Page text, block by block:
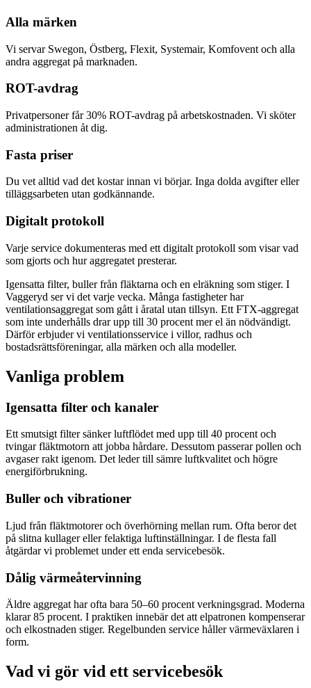
Alla märken
Vi servar Swegon, Östberg, Flexit, Systemair, Komfovent och alla
andra aggregat på marknaden.
ROT-avdrag
Privatpersoner får 30% ROT-avdrag på arbetskostnaden. Vi sköter
administrationen åt dig.
Fasta priser
Du vet alltid vad det kostar innan vi börjar. Inga dolda avgifter eller
tilläggsarbeten utan godkännande.
Digitalt protokoll
Varje service dokumenteras med ett digitalt protokoll som visar vad
som gjorts och hur aggregatet presterar.
Igensatta filter, buller från fläktarna och en elräkning som stiger. I
Vaggeryd ser vi det varje vecka. Många fastigheter har
ventilationsaggregat som gått i åratal utan tillsyn. Ett FTX-aggregat
som inte underhålls drar upp till 30 procent mer el än nödvändigt.
Därför erbjuder vi ventilationsservice i villor, radhus och
bostadsrättsföreningar, alla märken och alla modeller.
Vanliga problem
Igensatta filter och kanaler
Ett smutsigt filter sänker luftflödet med upp till 40 procent och
tvingar fläktmotorn att jobba hårdare. Dessutom passerar pollen och
avgaser rakt igenom. Det leder till sämre luftkvalitet och högre
energiförbrukning.
Buller och vibrationer
Ljud från fläktmotorer och överhörning mellan rum. Ofta beror det
på slitna kullager eller felaktiga luftinställningar. I de flesta fall
åtgärdar vi problemet under ett enda servicebesök.
Dålig värmeåtervinning
Äldre aggregat har ofta bara 50–60 procent verkningsgrad. Moderna
klarar 85 procent. I praktiken innebär det att elpatronen kompenserar
och elkostnaden stiger. Regelbunden service håller värmeväxlaren i
form.
Vad vi gör vid ett servicebesök